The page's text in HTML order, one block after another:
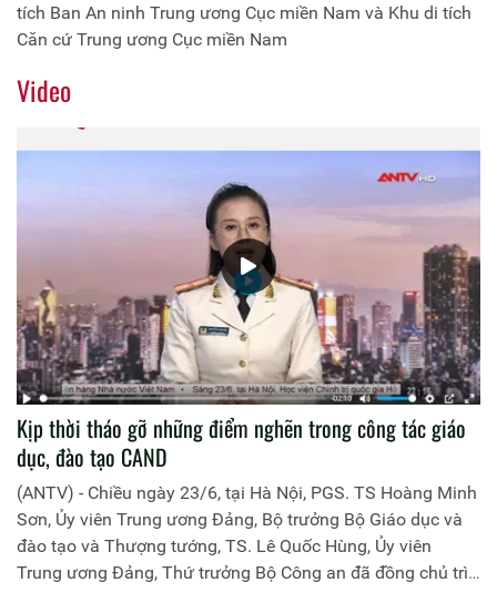
tích Ban An ninh Trung ương Cục miền Nam và Khu di tích
Căn cứ Trung ương Cục miền Nam
Video
Kịp thời tháo gỡ những điểm nghẽn trong công tác giáo
dục, đào tạo CAND
(ANTV) - Chiều ngày 23/6, tại Hà Nội, PGS. TS Hoàng Minh
Sơn, Ủy viên Trung ương Đảng, Bộ trưởng Bộ Giáo dục và
đào tạo và Thượng tướng, TS. Lê Quốc Hùng, Ủy viên
Trung ương Đảng, Thứ trưởng Bộ Công an đã đồng chủ trì